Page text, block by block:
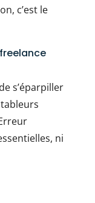
c’est le
s’éparpiller
ni